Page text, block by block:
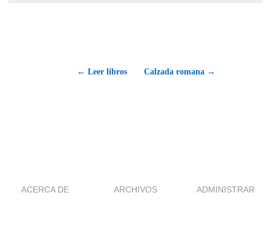
← Leer libros Calzada romana →
ACERCA DE ARCHIVOS ADMINISTRAR